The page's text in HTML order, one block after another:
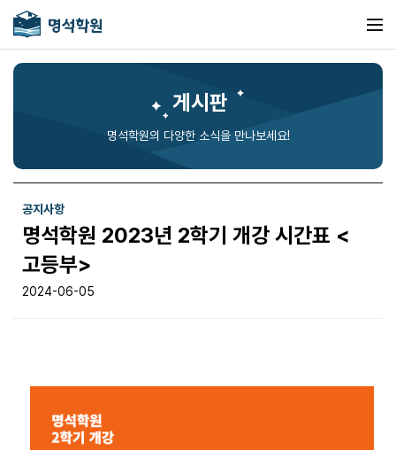
게시판
명석학원의 다양한 소식을 만나보세요!
공지사항
명석학원 2023년 2학기 개강 시간표 <
고등부>
2024-06-05